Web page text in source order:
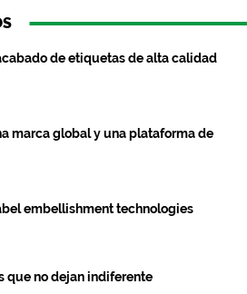
de etiquetas de alta calidad
marca global y una plataforma de
embellishment technologies
que no dejan indiferente